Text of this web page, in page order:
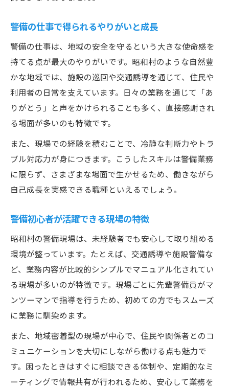
警備の仕事で得られるやりがいと成長
警備の仕事は、地域の安全を守るという大きな使命感を
持てる点が最大のやりがいです。昭和村のような自然豊
かな地域では、施設の巡回や交通誘導を通じて、住民や
利用者の日常を支えています。日々の業務を通じて「あ
りがとう」と声をかけられることも多く、直接感謝され
る場面が多いのも特徴です。
また、現場での経験を積むことで、冷静な判断力やトラ
ブル対応力が身につきます。こうしたスキルは警備業務
に限らず、さまざまな場面で生かせるため、働きながら
自己成長を実感できる職種といえるでしょう。
警備初心者が活躍できる現場の特徴
昭和村の警備現場は、未経験者でも安心して取り組める
環境が整っています。たとえば、交通誘導や施設警備な
ど、業務内容が比較的シンプルでマニュアル化されてい
る現場が多いのが特徴です。現場ごとに先輩警備員がマ
ンツーマンで指導を行うため、初めての方でもスムーズ
に業務に馴染めます。
また、地域密着型の現場が中心で、住民や関係者とのコ
ミュニケーションを大切にしながら働ける点も魅力で
す。困ったときはすぐに相談できる体制や、定期的なミ
ーティングで情報共有が行われるため、安心して業務を